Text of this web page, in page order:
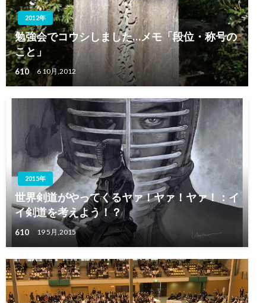
2012年
勉強会でコウシしました…メモ「段位・称号の
こと」
610 6 10月,2012
2015年
世界剣道がやってくるヤァ！ヤァ！ヤァ！：イ
イ剣道を考えよう！？
610 19 5月,2015